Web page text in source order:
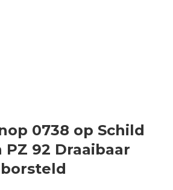
0738 op Schild
PZ 92 Draaibaar